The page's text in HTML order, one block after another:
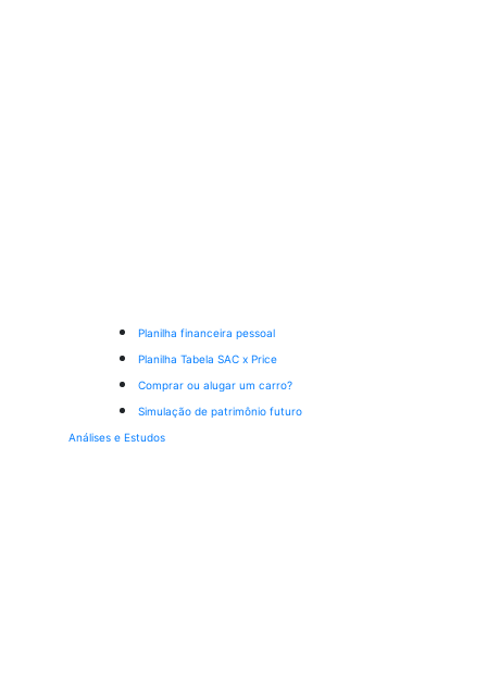
Planilha financeira pessoal
Planilha Tabela SAC x Price
Comprar ou alugar um carro?
Simulação de patrimônio futuro
Análises e Estudos